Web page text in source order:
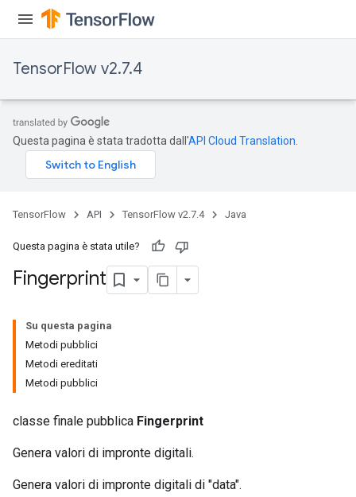
TensorFlow v2.7.4
Questa pagina è stata tradotta dall'API Cloud Translation
TensorFlow API TensorFlow v2.7.4 Java
Questa pagina è stata utile?
Fingerprint
Su questa pagina
Metodi pubblici
Metodi ereditati
Metodi pubblici
classe finale pubblica Fingerprint
Genera valori di impronte digitali.
Genera valori di impronte digitali di "data".